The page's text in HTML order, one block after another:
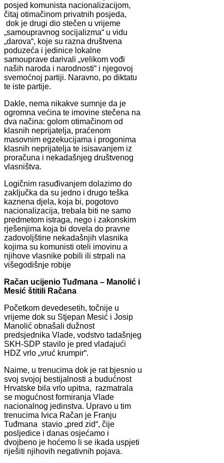
posjed komunista nacionalizacijom,
čitaj otimačinom privatnih posjeda,
dok je drugi dio stečen u vrijeme
„samoupravnog socijalizma“ u vidu
„darova“, koje su razna društvena
poduzeća i jedinice lokalne
samouprave darivali „velikom vođi
naših naroda i narodnosti“ i njegovoj
svemoćnoj partiji. Naravno, po diktatu
te iste partije.
Dakle, nema nikakve sumnje da je
ogromna većina te imovine stečena na
dva načina: golom otimačinom od
klasnih neprijatelja, praćenom
masovnim egzekucijama i progonima
klasnih neprijatelja te isisavanjem iz
proračuna i nekadašnjeg društvenog
vlasništva.
Logičnim rasuđivanjem dolazimo do
zaključka da su jedno i drugo teška
kaznena djela, koja bi, pogotovo
nacionalizacija, trebala biti ne samo
predmetom istraga, nego i zakonskim
rješenjima koja bi dovela do pravne
zadovoljštine nekadašnjih vlasnika
kojima su komunisti oteli imovinu a
njihove vlasnike pobili ili strpali na
višegodišnje robije
Račan ucijenio Tuđmana – Manolić i
Mesić štitili Račana
Početkom devedesetih, točnije u
vrijeme dok su Stjepan Mesić i Josip
Manolić obnašali dužnost
predsjednika Vlade, vodstvo tadašnjeg
SKH-SDP stavilo je pred vladajući
HDZ vrlo „vruć krumpir“.
Naime, u trenucima dok je rat bjesnio u
svoj svojoj bestijalnosti a budućnost
Hrvatske bila vrlo upitna, razmatrala
se mogućnost formiranja Vlade
nacionalnog jedinstva. Upravo u tim
trenucima Ivica Račan je Franju
Tuđmana stavio „pred zid“, čije
posljedice i danas osjećamo i
dvojbeno je hoćemo li se ikada uspjeti
riješiti njihovih negativnih pojava.